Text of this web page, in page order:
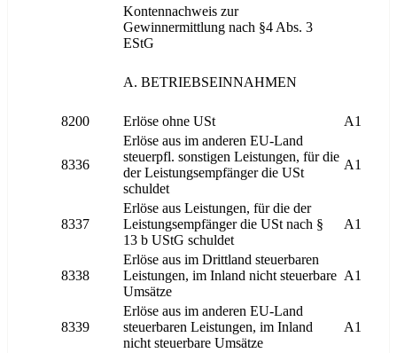
Kontennachweis zur
Gewinnermittlung nach §4 Abs. 3
EStG
A. BETRIEBSEINNAHMEN
8200 Erlöse ohne USt A1
8336
Erlöse aus im anderen EU-Land
steuerpfl. sonstigen Leistungen, für die
der Leistungsempfänger die USt
schuldet
A1
8337
Erlöse aus Leistungen, für die der
Leistungsempfänger die USt nach §
13 b UStG schuldet
A1
8338
Erlöse aus im Drittland steuerbaren
Leistungen, im Inland nicht steuerbare
Umsätze
A1
8339
Erlöse aus im anderen EU-Land
steuerbaren Leistungen, im Inland
nicht steuerbare Umsätze
A1